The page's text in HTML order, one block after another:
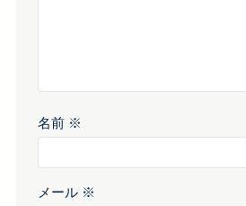
名前 ※
メール ※